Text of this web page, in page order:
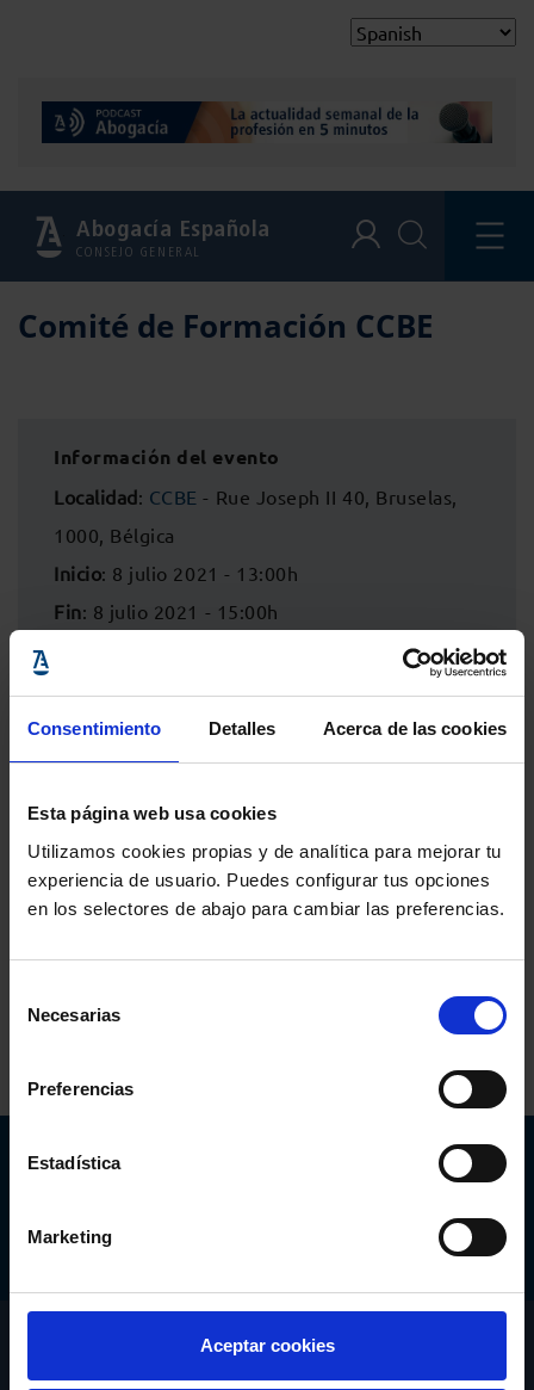
Consentimiento Detalles Acerca de las cookies
Esta página web usa cookies
Utilizamos cookies propias y de analítica para mejorar tu
experiencia de usuario. Puedes configurar tus opciones
en los selectores de abajo para cambiar las preferencias.
Necesarias
Preferencias
Estadística
Marketing
Aceptar cookies
Abogacía Española
CONSEJO GENERAL
Comité de Formación CCBE
Información del evento
Localidad: CCBE - Rue Joseph II 40, Bruselas,
1000, Bélgica
Inicio: 8 julio 2021 - 13:00h
Fin: 8 julio 2021 - 15:00h